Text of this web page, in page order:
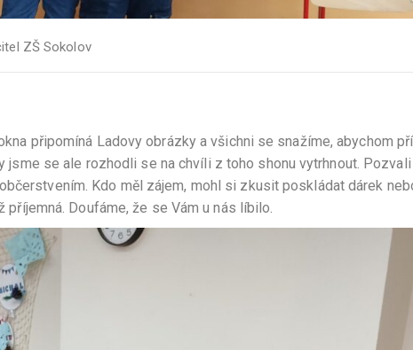
ZŠ Sokolov
připomíná Ladovy obrázky a všichni se snažíme, abychom
jsme se ale rozhodli se na chvíli z toho shonu vytrhnout.
Kdo měl zájem, mohl si zkusit poskládat dárek
příjemná. Doufáme, že se Vám u nás líbilo.